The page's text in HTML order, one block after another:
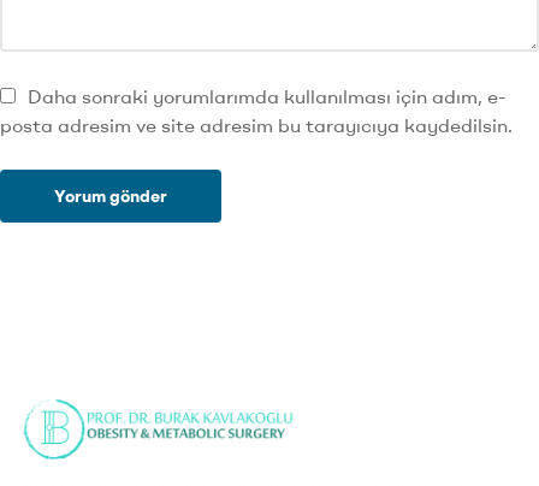
Daha sonraki yorumlarımda kullanılması için adım, e-
posta adresim ve site adresim bu tarayıcıya kaydedilsin.